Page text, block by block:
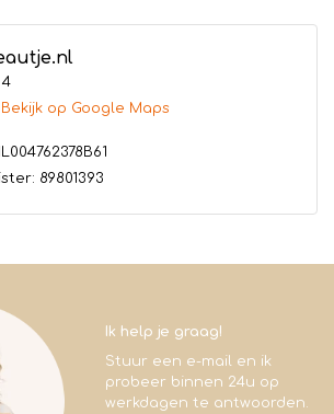
Bekijk op Google Maps
89801393
Ik help je graag!
Stuur een e-mail en ik
probeer binnen 24u op
werkdagen te antwoorden.